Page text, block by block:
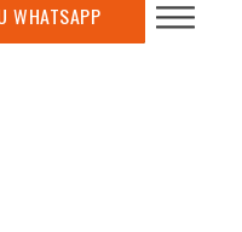
WHATSAPP